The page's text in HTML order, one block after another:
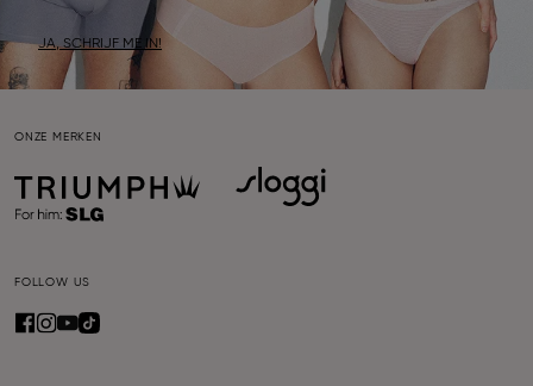
JA, SCHRIJF ME IN!
ONZE MERKEN
FOLLOW US